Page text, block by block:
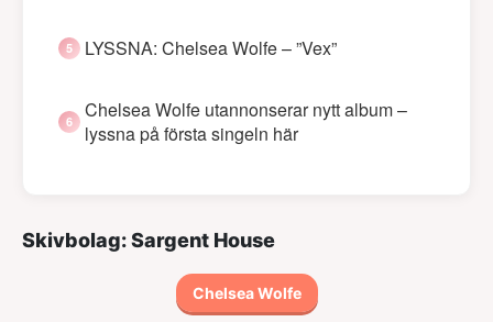
LYSSNA: Chelsea Wolfe – ”Vex”
Chelsea Wolfe utannonserar nytt album –
lyssna på första singeln här
Skivbolag: Sargent House
Chelsea Wolfe